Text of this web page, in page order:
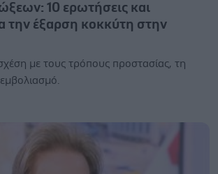
10 ερωτήσεις και
την έξαρση κοκκύτη στην
με τους τρόπους προστασίας, τη